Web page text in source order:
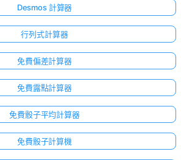
Desmos 計算器
行列式計算器
免費偏差計算器
免費露點計算器
免費骰子平均計算器
免費骰子計算機